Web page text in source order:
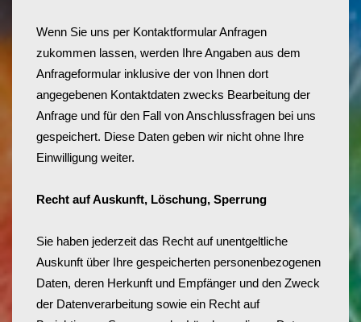
Wenn Sie uns per Kontaktformular Anfragen
zukommen lassen, werden Ihre Angaben aus dem
Anfrageformular inklusive der von Ihnen dort
angegebenen Kontaktdaten zwecks Bearbeitung der
Anfrage und für den Fall von Anschlussfragen bei uns
gespeichert. Diese Daten geben wir nicht ohne Ihre
Einwilligung weiter.
Recht auf Auskunft, Löschung, Sperrung
Sie haben jederzeit das Recht auf unentgeltliche
Auskunft über Ihre gespeicherten personenbezogenen
Daten, deren Herkunft und Empfänger und den Zweck
der Datenverarbeitung sowie ein Recht auf